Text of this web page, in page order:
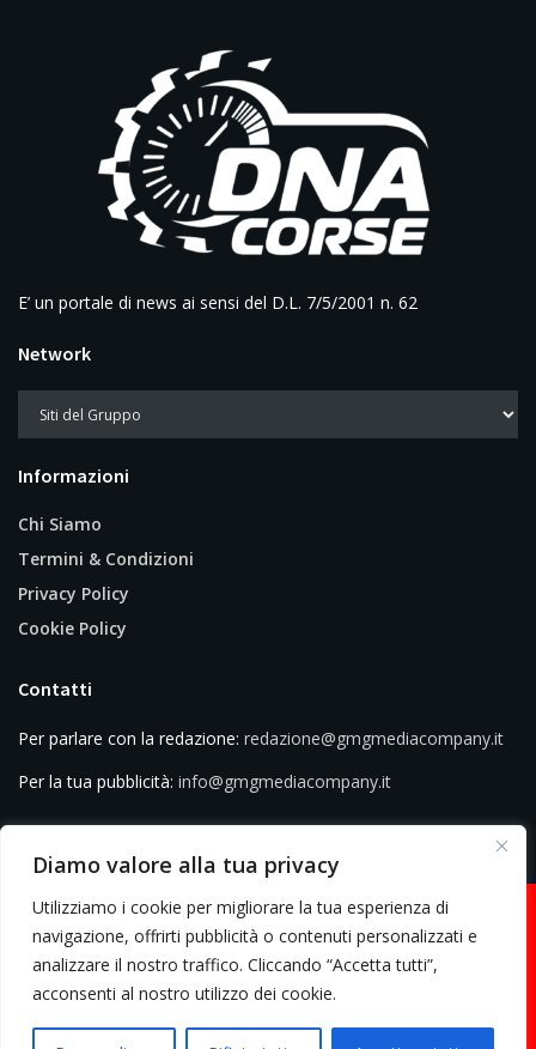
Diamo valore alla tua privacy
Utilizziamo i cookie per migliorare la tua esperienza di
navigazione, offrirti pubblicità o contenuti personalizzati e
analizzare il nostro traffico. Cliccando “Accetta tutti”,
acconsenti al nostro utilizzo dei cookie.
E’ un portale di news ai sensi del D.L. 7/5/2001 n. 62
Network
Informazioni
Chi Siamo
Termini & Condizioni
Privacy Policy
Cookie Policy
Contatti
Per parlare con la redazione: redazione@gmgmediacompany.it
Per la tua pubblicità: info@gmgmediacompany.it
© 2026 GMG Media Company Di Mossutti Gianluca | Sede legale: Corso
03234710642 | C.F: MSSGLC89D15L483O | REA: AV - 313130 | Domicilio